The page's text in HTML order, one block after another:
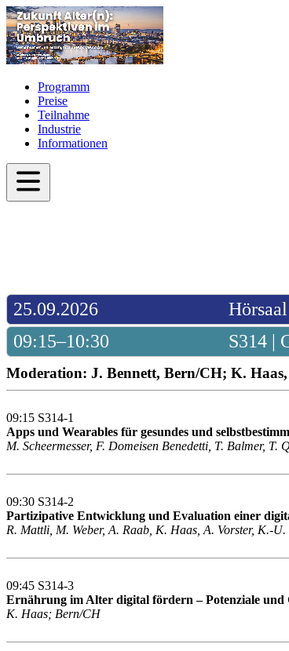
Programm
Preise
Teilnahme
Industrie
Informationen
25.09.2026
09:15–10:30
S314 |
Moderation: J. Bennett, Bern/CH; K.
09:15 S314-1
Apps und Wearables für gesundes und
M. Scheermesser, F. Domeisen Benedetti, T. Balmer,
09:30 S314-2
Partizipative Entwicklung und Evaluation einer
R. Mattli, M. Weber, A. Raab, K. Haas, A. Vorster, K.-
09:45 S314-3
Ernährung im Alter digital fördern – Potenziale und
K. Haas; Bern/CH